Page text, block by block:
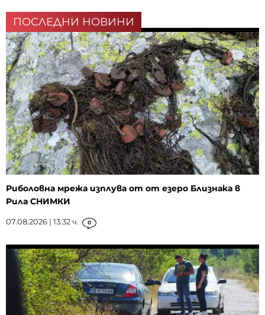
ПОСЛЕДНИ НОВИНИ
Риболовна мрежа изплува от от езеро Близнака в
Рила СНИМКИ
07.08.2026 | 13:32 ч. 0